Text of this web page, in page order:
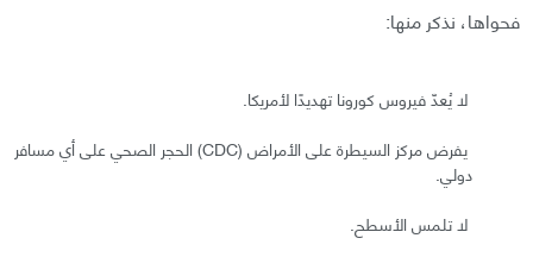
فحواها، نذكر منها:
لا يُعدّ فيروس كورونا تهديدًا لأمريكا.
يفرض مركز السيطرة على الأمراض (CDC) الحجر الصحي على أي مسافر
دولي.
لا تلمس الأسطح.